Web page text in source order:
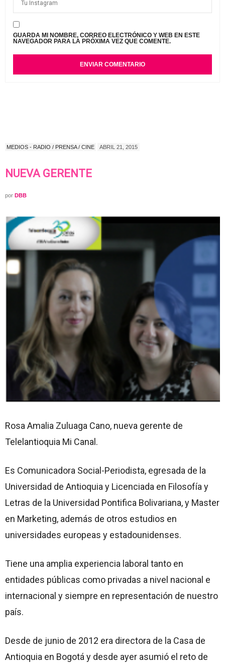
GUARDA MI NOMBRE, CORREO ELECTRÓNICO Y WEB EN ESTE
NAVEGADOR PARA LA PRÓXIMA VEZ QUE COMENTE.
MEDIOS - RADIO / PRENSA / CINE ABRIL 21, 2015
NUEVA GERENTE
por DBB
Rosa Amalia Zuluaga Cano, nueva gerente de
Telelantioquia Mi Canal.
Es Comunicadora Social-Periodista, egresada de la
Universidad de Antioquia y Licenciada en Filosofía y
Letras de la Universidad Pontifica Bolivariana, y Master
en Marketing, además de otros estudios en
universidades europeas y estadounidenses.
Tiene una amplia experiencia laboral tanto en
entidades públicas como privadas a nivel nacional e
internacional y siempre en representación de nuestro
país.
Desde de junio de 2012 era directora de la Casa de
Antioquia en Bogotá y desde ayer asumió el reto de